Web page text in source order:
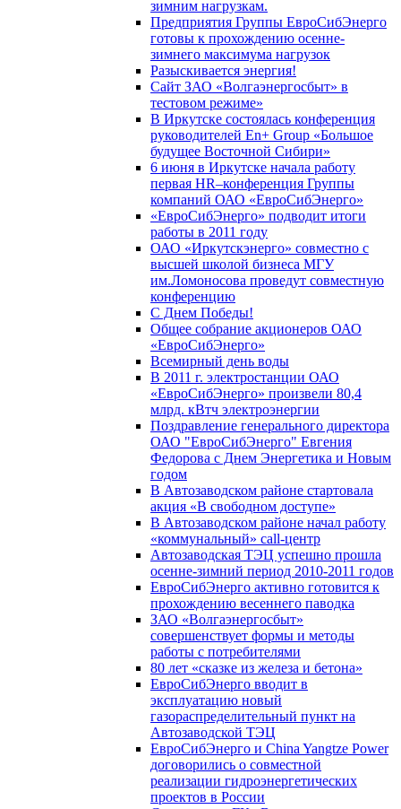
зимним нагрузкам.
Предприятия Группы ЕвроСибЭнерго
готовы к прохождению осенне-
зимнего максимума нагрузок
Разыскивается энергия!
Сайт ЗАО «Волгаэнергосбыт» в
тестовом режиме»
В Иркутске состоялась конференция
руководителей En+ Group «Большое
будущее Восточной Сибири»
6 июня в Иркутске начала работу
первая HR–конференция Группы
компаний ОАО «ЕвроСибЭнерго»
«ЕвроСибЭнерго» подводит итоги
работы в 2011 году
ОАО «Иркутскэнерго» совместно с
высшей школой бизнеса МГУ
им.Ломоносова проведут совместную
конференцию
С Днем Победы!
Общее собрание акционеров ОАО
«ЕвроСибЭнерго»
Всемирный день воды
В 2011 г. электростанции ОАО
«ЕвроСибЭнерго» произвели 80,4
млрд. кВтч электроэнергии
Поздравление генерального директора
ОАО "ЕвроСибЭнерго" Евгения
Федорова с Днем Энергетика и Новым
годом
В Автозаводском районе стартовала
акция «В свободном доступе»
В Автозаводском районе начал работу
«коммунальный» call-центр
Автозаводская ТЭЦ успешно прошла
осенне-зимний период 2010-2011 годов
ЕвроСибЭнерго активно готовится к
прохождению весеннего паводка
ЗАО «Волгаэнергосбыт»
совершенствует формы и методы
работы с потребителями
80 лет «сказке из железа и бетона»
ЕвроСибЭнерго вводит в
эксплуатацию новый
газораспределительный пункт на
Автозаводской ТЭЦ
ЕвроСибЭнерго и China Yangtze Power
договорились о совместной
реализации гидроэнергетических
проектов в России